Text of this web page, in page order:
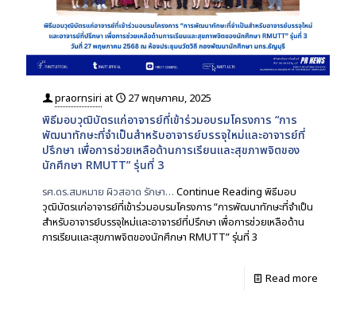
praornsiri at 27 พฤษภาคม, 2025
พิธีมอบวุฒิบัตรแก่อาจารย์ที่เข้าร่วมอบรมโครงการ “การ
พัฒนาทักษะที่จำเป็นสำหรับอาจารย์บรรจุใหม่และอาจารย์ที่
ปรึกษา เพื่อการช่วยเหลือด้านการเรียนและสุขภาพจิตของ
นักศึกษา RMUTT” รุ่นที่ 3
รศ.ดร.สมหมาย ผิวสอาด รักษา… Continue Reading พิธีมอบ
วุฒิบัตรแก่อาจารย์ที่เข้าร่วมอบรมโครงการ “การพัฒนาทักษะที่จำเป็น
สำหรับอาจารย์บรรจุใหม่และอาจารย์ที่ปรึกษา เพื่อการช่วยเหลือด้าน
การเรียนและสุขภาพจิตของนักศึกษา RMUTT” รุ่นที่ 3
Read more